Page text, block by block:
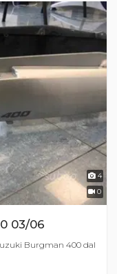
4
0
03/06
Burgman 400 dal